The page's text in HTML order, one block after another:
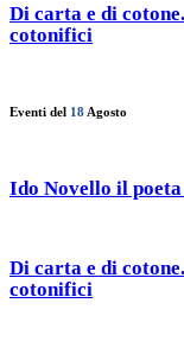
Di carta e di
cotonifici
Eventi del 18 Agosto
Ido Novello il
Di carta e di
cotonifici